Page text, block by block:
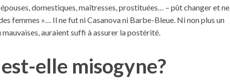
domestiques, maîtresses, prostituées… – pût changer et ne
femmes »… Il ne fut ni Casanova ni Barbe-Bleue. Ni non plus un
auraient suffi à assurer la postérité.
est-elle misogyne?